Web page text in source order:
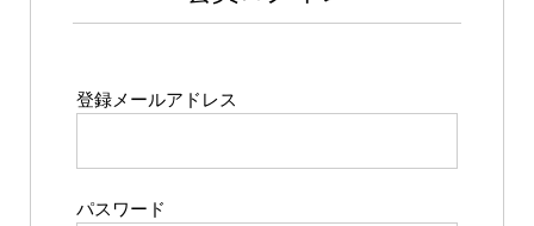
登録メールアドレス
パスワード